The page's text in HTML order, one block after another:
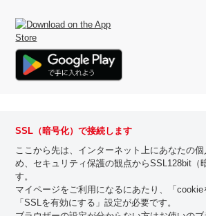
SSL（暗号化）で接続します
ここから先は、インターネット上にあなたの
め、セキュリティ保護の観点からSSL128bit（
す。
マイページをご利用になるにあたり、「cookie
「SSLを有効にする」設定が必要です。